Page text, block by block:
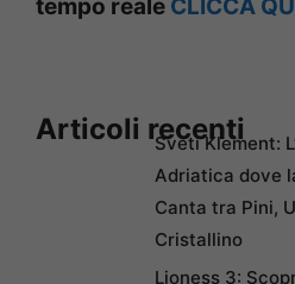
tempo reale CLICCA
Articoli recenti
Sveti Klement:
Adriatica dove
Canta tra Pini,
Cristallino
Lioness 3: